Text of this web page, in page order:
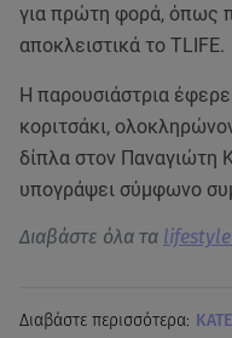
για πρώτη φορά, όπως
αποκλειστικά το TLIFE.
Η παρουσιάστρια
κοριτσάκι,
δίπλα στον Παναγιώτη
υπογράψει σύμφωνο
Διαβάστε όλα τα
Διαβάστε περισσότερα: